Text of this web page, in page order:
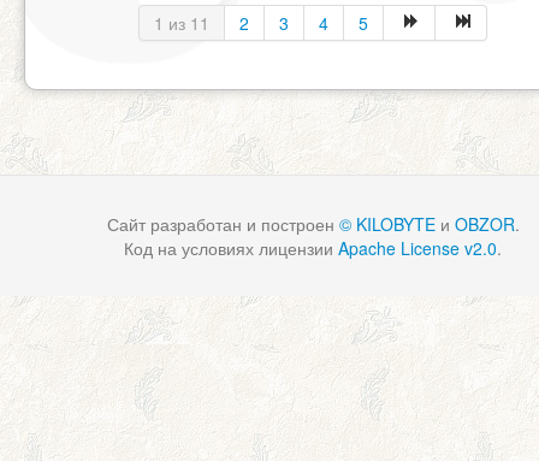
1 из 11 2 3 4 5
Сайт разработан и построен © KILOBYTEи OBZOR.
Код на условиях лицензии Apache License v2.0.